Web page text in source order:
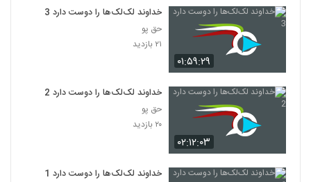
۰۱:۵۹:۲۹
خداوند لک‌لک‌ها را دوست دارد 3
حق پو
۲۱ بازدید
۰۲:۱۲:۰۳
خداوند لک‌لک‌ها را دوست دارد 2
حق پو
۲۰ بازدید
خداوند لک‌لک‌ها را دوست دارد 1